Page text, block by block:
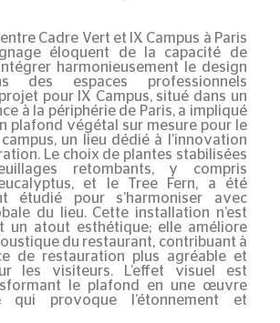
Cadre Vert et IX Campus à Paris
éloquent de la capacité de
harmonieusement le design
des espaces professionnels
pour IX Campus, situé dans un
à la périphérie de Paris, a impliqué
plafond végétal sur mesure pour le
un lieu dédié à l’innovation
Le choix de plantes stabilisées
retombants, y compris
et le Tree Fern, a été
étudié pour s’harmoniser avec
du lieu. Cette installation n’est
un atout esthétique; elle améliore
du restaurant, contribuant à
de restauration plus agréable et
les visiteurs. L’effet visuel est
le plafond en une œuvre
qui provoque l’étonnement et